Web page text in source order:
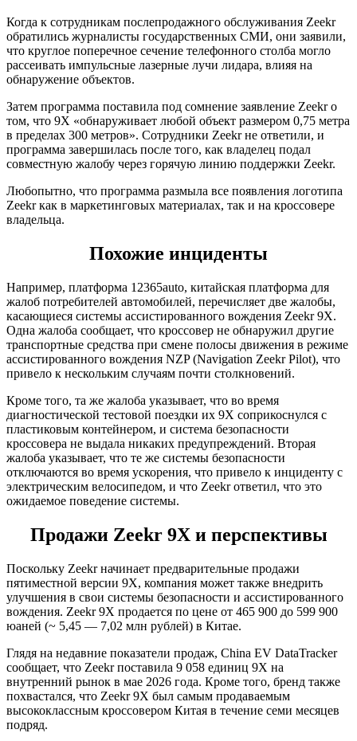
Когда к сотрудникам послепродажного обслуживания Zeekr
обратились журналисты государственных СМИ, они заявили,
что круглое поперечное сечение телефонного столба могло
рассеивать импульсные лазерные лучи лидара, влияя на
обнаружение объектов.
Затем программа поставила под сомнение заявление Zeekr о
том, что 9X «обнаруживает любой объект размером 0,75 метра
в пределах 300 метров». Сотрудники Zeekr не ответили, и
программа завершилась после того, как владелец подал
совместную жалобу через горячую линию поддержки Zeekr.
Любопытно, что программа размыла все появления логотипа
Zeekr как в маркетинговых материалах, так и на кроссовере
владельца.
Похожие инциденты
Например, платформа 12365auto, китайская платформа для
жалоб потребителей автомобилей, перечисляет две жалобы,
касающиеся системы ассистированного вождения Zeekr 9X.
Одна жалоба сообщает, что кроссовер не обнаружил другие
транспортные средства при смене полосы движения в режиме
ассистированного вождения NZP (Navigation Zeekr Pilot), что
привело к нескольким случаям почти столкновений.
Кроме того, та же жалоба указывает, что во время
диагностической тестовой поездки их 9X соприкоснулся с
пластиковым контейнером, и система безопасности
кроссовера не выдала никаких предупреждений. Вторая
жалоба указывает, что те же системы безопасности
отключаются во время ускорения, что привело к инциденту с
электрическим велосипедом, и что Zeekr ответил, что это
ожидаемое поведение системы.
Продажи Zeekr 9X и перспективы
Поскольку Zeekr начинает предварительные продажи
пятиместной версии 9X, компания может также внедрить
улучшения в свои системы безопасности и ассистированного
вождения. Zeekr 9X продается по цене от 465 900 до 599 900
юаней (~ 5,45 — 7,02 млн рублей) в Китае.
Глядя на недавние показатели продаж, China EV DataTracker
сообщает, что Zeekr поставила 9 058 единиц 9X на
внутренний рынок в мае 2026 года. Кроме того, бренд также
похвастался, что Zeekr 9X был самым продаваемым
высококлассным кроссовером Китая в течение семи месяцев
подряд.